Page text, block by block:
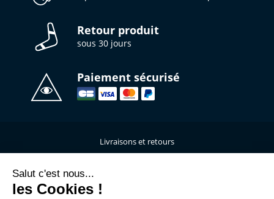
Retour produit
sous 30 jours
Paiement sécurisé
Livraisons et retours
Qui sommes-nous ?
Salut c'est nous...
les Cookies !